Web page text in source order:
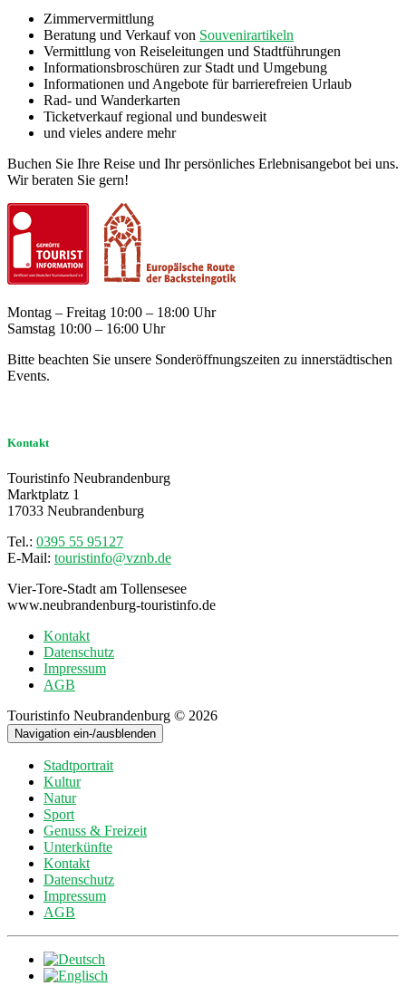
Zimmervermittlung
Beratung und Verkauf von Souvenirartikeln
Vermittlung von Reiseleitungen und Stadtführungen
Informationsbroschüren zur Stadt und Umgebung
Informationen und Angebote für barrierefreien Urlaub
Rad- und Wanderkarten
Ticketverkauf regional und bundesweit
und vieles andere mehr
Buchen Sie Ihre Reise und Ihr persönliches Erlebnisangebot bei uns.
Wir beraten Sie gern!
Montag – Freitag 10:00 – 18:00 Uhr
Samstag 10:00 – 16:00 Uhr
Bitte beachten Sie unsere Sonderöffnungszeiten zu innerstädtischen
Events.
Kontakt
Touristinfo Neubrandenburg
Marktplatz 1
17033 Neubrandenburg
Tel.: 0395 55 95127
E-Mail: touristinfo@vznb.de
Vier-Tore-Stadt am Tollensesee
www.neubrandenburg-touristinfo.de
Kontakt
Datenschutz
Impressum
AGB
Touristinfo Neubrandenburg © 2026
Navigation ein-/ausblenden
Stadtportrait
Kultur
Natur
Sport
Genuss & Freizeit
Unterkünfte
Kontakt
Datenschutz
Impressum
AGB